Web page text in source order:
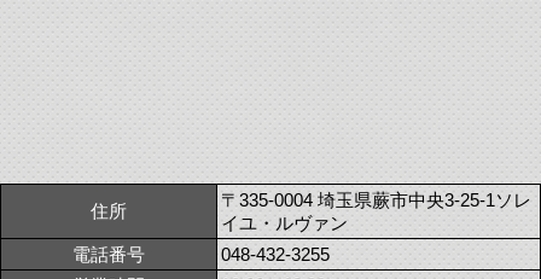
住所
〒335-0004 埼玉県蕨市中央3-25-1ソレ
イユ・ルヴァン
電話番号
048-432-3255